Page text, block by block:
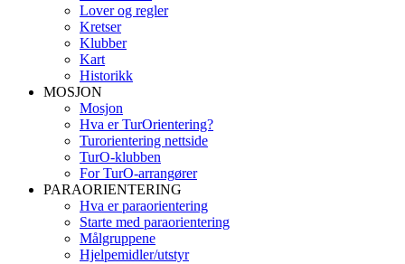
Lover og regler
Kretser
Klubber
Kart
Historikk
MOSJON
Mosjon
Hva er TurOrientering?
Turorientering nettside
TurO-klubben
For TurO-arrangører
PARAORIENTERING
Hva er paraorientering
Starte med paraorientering
Målgruppene
Hjelpemidler/utstyr